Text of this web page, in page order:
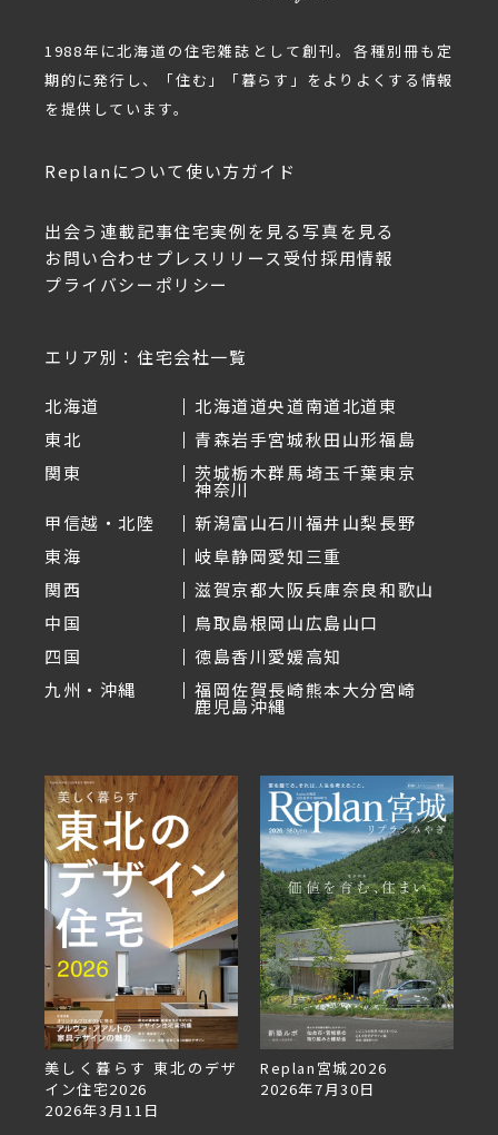
1988年に北海道の住宅雑誌として創刊。各種別冊も定
期的に発行し、「住む」「暮らす」をよりよくする情報
を提供しています。
Replanについて使い方ガイド
出会う 連載記事住宅実例を見る写真を見る
お問い合わせ プレスリリース受付採用情報
プライバシーポリシー
エリア別：住宅会社一覧
北海道 北海道道央道南道北道東
東北
青森岩手宮城秋田山形福島
関東
茨城栃木群馬埼玉千葉東京
神奈川
甲信越・北陸
新潟富山石川福井山梨長野
東海
岐阜静岡愛知三重
関西
滋賀京都大阪兵庫奈良和歌山
中国
鳥取島根岡山広島山口
四国
徳島香川愛媛高知
九州・沖縄
福岡佐賀長崎熊本大分宮崎
鹿児島沖縄
美しく暮らす 東北のデザ
イン住宅2026
2026年3月11日
Replan宮城2026
2026年7月30日